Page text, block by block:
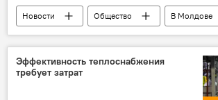
Новости Общество
В Молдове
Республика Молдова
Парламент
Эффективность теплоснабжения
требует затрат